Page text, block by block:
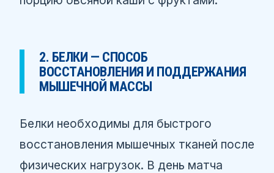
2. БЕЛКИ — СПОСОБ
ВОССТАНОВЛЕНИЯ И ПОДДЕРЖАНИЯ
МЫШЕЧНОЙ МАССЫ
Белки необходимы для быстрого
восстановления мышечных тканей после
физических нагрузок. В день матча